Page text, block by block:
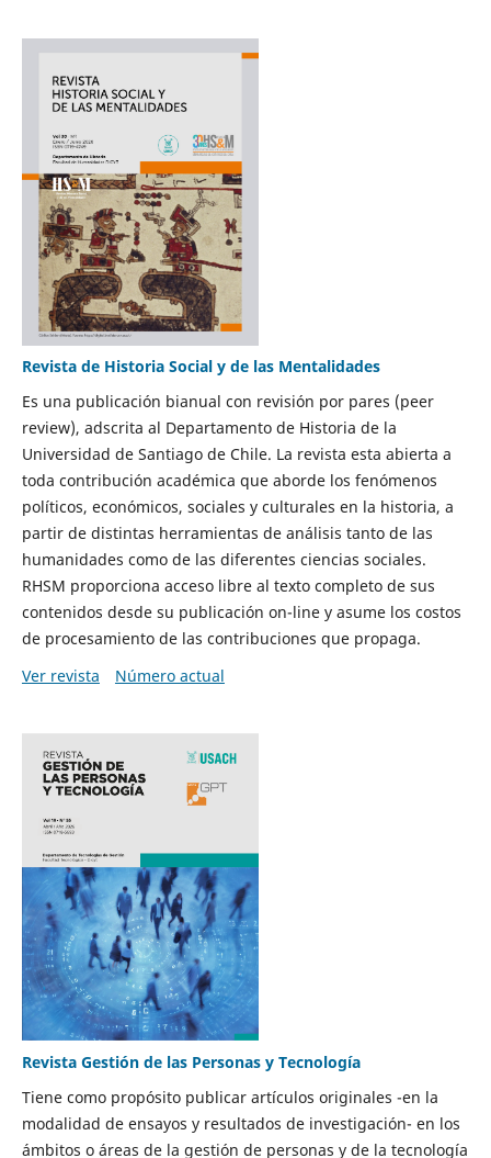
Revista de Historia Social y de las Mentalidades
Es una publicación bianual con revisión por pares (peer
review), adscrita al Departamento de Historia de la
Universidad de Santiago de Chile. La revista esta abierta a
toda contribución académica que aborde los fenómenos
políticos, económicos, sociales y culturales en la historia, a
partir de distintas herramientas de análisis tanto de las
humanidades como de las diferentes ciencias sociales.
RHSM proporciona acceso libre al texto completo de sus
contenidos desde su publicación on-line y asume los costos
de procesamiento de las contribuciones que propaga.
Ver revista
Número actual
Revista Gestión de las Personas y Tecnología
Tiene como propósito publicar artículos originales -en la
modalidad de ensayos y resultados de investigación- en los
ámbitos o áreas de la gestión de personas y de la tecnología